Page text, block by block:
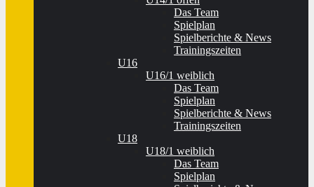
Das Team
Spielplan
Spielberichte & News
Trainingszeiten
U16
U16/1 weiblich
Das Team
Spielplan
Spielberichte & News
Trainingszeiten
U18
U18/1 weiblich
Das Team
Spielplan